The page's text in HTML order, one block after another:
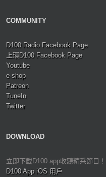
COMMUNITY
D100 Radio Facebook Page
上環D100 Facebook Page
Youtube
e-shop
Patreon
TuneIn
Twitter
DOWNLOAD
立即下載D100 app收聽精采節目！
D100 App iOS 用戶